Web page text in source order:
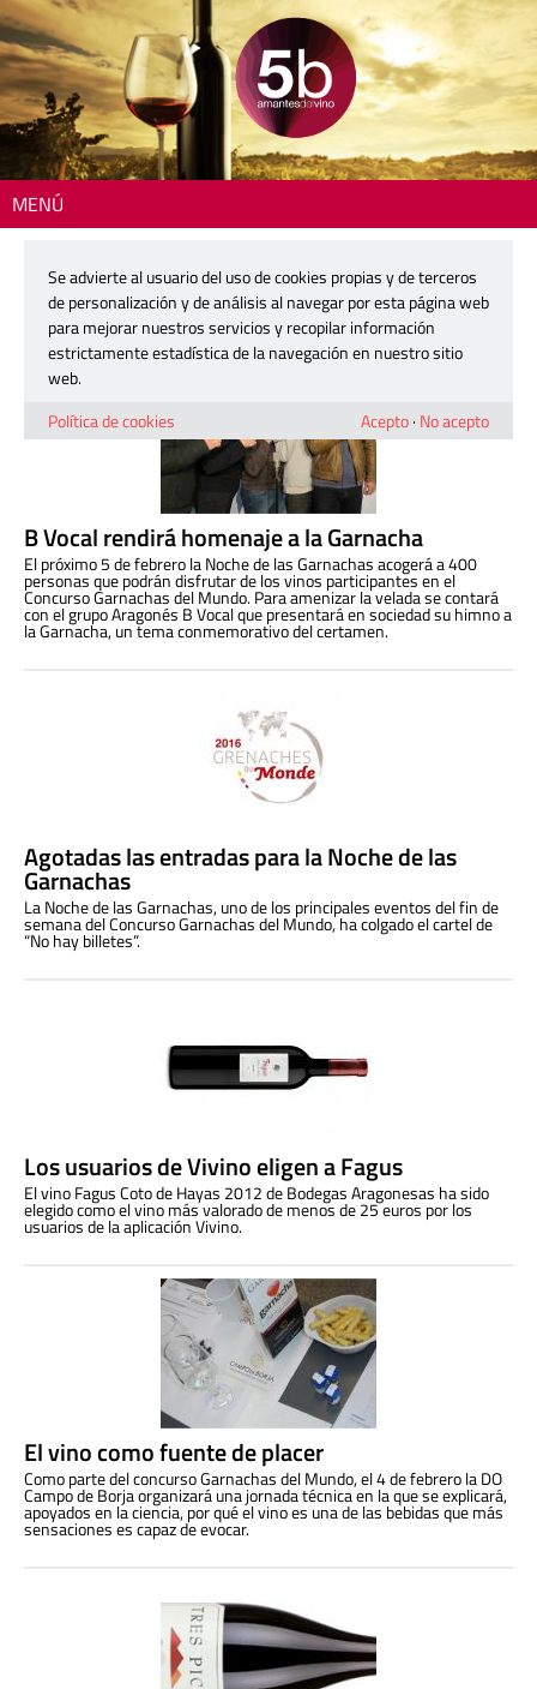
MENÚ
DO Campo de Borja
B Vocal rendirá homenaje a la Garnacha
El próximo 5 de febrero la Noche de las Garnachas acogerá a 400
personas que podrán disfrutar de los vinos participantes en el
Concurso Garnachas del Mundo. Para amenizar la velada se contará
con el grupo Aragonés B Vocal que presentará en sociedad su himno a
la Garnacha, un tema conmemorativo del certamen.
Agotadas las entradas para la Noche de las
Garnachas
La Noche de las Garnachas, uno de los principales eventos del fin de
semana del Concurso Garnachas del Mundo, ha colgado el cartel de
“No hay billetes”.
Los usuarios de Vivino eligen a Fagus
El vino Fagus Coto de Hayas 2012 de Bodegas Aragonesas ha sido
elegido como el vino más valorado de menos de 25 euros por los
usuarios de la aplicación Vivino.
El vino como fuente de placer
Como parte del concurso Garnachas del Mundo, el 4 de febrero la DO
Campo de Borja organizará una jornada técnica en la que se explicará,
apoyados en la ciencia, por qué el vino es una de las bebidas que más
sensaciones es capaz de evocar.
Se advierte al usuario del uso de cookies propias y de terceros
de personalización y de análisis al navegar por esta página web
para mejorar nuestros servicios y recopilar información
estrictamente estadística de la navegación en nuestro sitio
web.
Política de cookies
Acepto· No acepto